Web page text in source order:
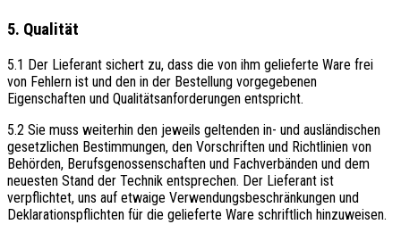
5. Qualität
5.1 Der Lieferant sichert zu, dass die von ihm gelieferte Ware frei
von Fehlern ist und den in der Bestellung vorgegebenen
Eigenschaften und Qualitätsanforderungen entspricht.
5.2 Sie muss weiterhin den jeweils geltenden in- und ausländischen
gesetzlichen Bestimmungen, den Vorschriften und Richtlinien von
Behörden, Berufsgenossenschaften und Fachverbänden und dem
neuesten Stand der Technik entsprechen. Der Lieferant ist
verpflichtet, uns auf etwaige Verwendungsbeschränkungen und
Deklarationspflichten für die gelieferte Ware schriftlich hinzuweisen.